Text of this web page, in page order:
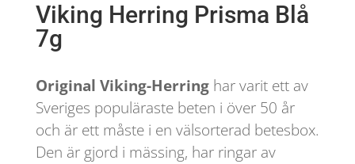
Viking Herring Prisma Blå
7g
Original Viking-Herringhar varit ett av
Sveriges populäraste beten i över 50 år
och är ett måste i en välsorterad betesbox.
Den är gjord i mässing, har ringar av